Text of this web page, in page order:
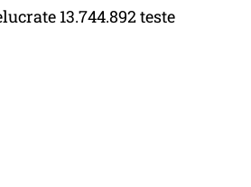
13.744.892 teste